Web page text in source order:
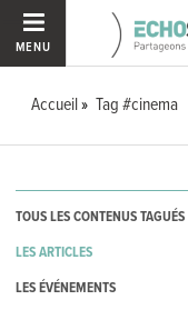
MENU
Accueil Tag #cinema
TOUS LES CONTENUS TAGUÉS
LES ARTICLES
LES ÉVÉNEMENTS